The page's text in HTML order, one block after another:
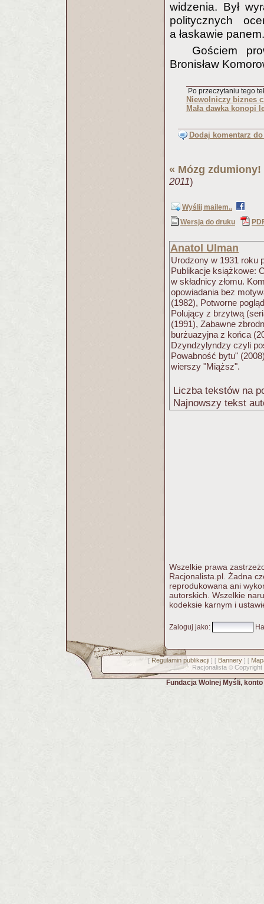
widzenia. Był
politycznych
a łaskawie panem.
Gościem
Bronisław
Po przeczytaniu tego
Niewolniczy biznes
Mała dawka konopi
Dodaj komentarz
« Mózg zdumiony!
2011)
Wyślij mailem..
Wersja do druku
Anatol Ulman
Urodzony w 1931 roku
Publikacje książkowe:
w składnicy złomu.
opowiadania bez
(1982), Potworne
Polujący z brzytwą
(1991), Zabawne
burżuazyjna z końca
Dzyndzylyndzy czyli
Powabność bytu"
wierszy "Miąższ".
Liczba tekstów na
Najnowszy tekst
Wszelkie prawa
Racjonalista.pl. Żadna
reprodukowana ani
autorskich. Wszelkie
kodeksie karnym i
Zaloguj jako:
[ Regulamin publikacji] [ Bannery] [
Racjonalista © Copyright
Fundacja Wolnej Myśli,